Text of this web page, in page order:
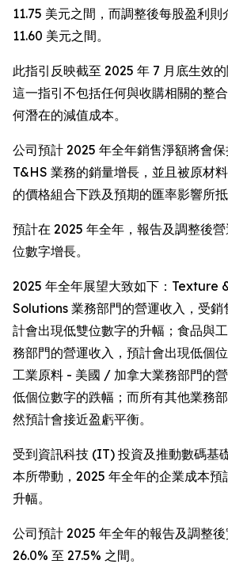
11.75 美元之間，而調整後每股盈利則
11.60 美元之間。
此指引反映截至 2025 年 7 月底生效的
這一指引不包括任何與收購相關的整
何潛在的減值成本。
公司預計 2025 年全年銷售淨額將會
T&HS 業務的銷量增長，並且被原材
的價格組合下跌及預期的匯率影響所抵
預計在 2025 年全年，報告及調整後
位數字增長。
2025 年全年展望大致如下：Texture
Solutions 業務部門的營運收入，受銷
計會出現低雙位數字的升幅；食品與
務部門的營運收入，預計會出現低個
工業原料 - 美國 / 加拿大業務部門的
低個位數字的跌幅；而所有其他業務
然預計會接近盈虧平衡。
受到資訊科技 (IT) 投資及推動數碼基
本所帶動，2025 年全年的企業成本預
升幅。
公司預計 2025 年全年的報告及調整
26.0% 至 27.5% 之間。